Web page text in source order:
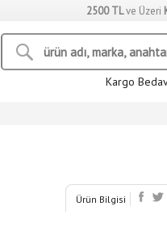
2500 TLve Üzeri
Kargo
Ürün Bilgisi